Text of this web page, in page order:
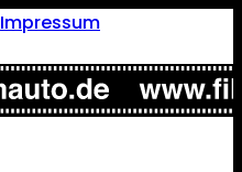
Impressum